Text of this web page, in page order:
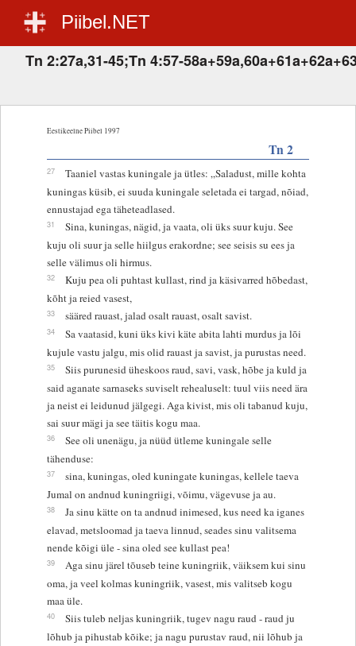
Piibel.NET
Tn 2:27a,31-45;Tn 4:57-
Eestikeelne Piibel 1997
Tn 2
27
Taaniel vastas kuningale ja ütles: „Saladust, mille kohta
kuningas küsib, ei suuda kuningale seletada ei targad, nõiad,
ennustajad ega täheteadlased.
31
Sina, kuningas, nägid, ja vaata, oli üks suur kuju. See
kuju oli suur ja selle hiilgus erakordne; see seisis su ees ja
selle välimus oli hirmus.
32
Kuju pea oli puhtast kullast, rind ja käsivarred hõbedast,
kõht ja reied vasest,
33 sääred rauast, jalad osalt rauast, osalt savist.
34
Sa vaatasid, kuni üks kivi käte abita lahti murdus ja lõi
kujule vastu jalgu, mis olid rauast ja savist, ja purustas need.
35
Siis purunesid üheskoos raud, savi, vask, hõbe ja kuld ja
said aganate sarnaseks suviselt rehealuselt: tuul viis need ära
ja neist ei leidunud jälgegi. Aga kivist, mis oli tabanud kuju,
sai suur mägi ja see täitis kogu maa.
36
See oli unenägu, ja nüüd ütleme kuningale selle
tähenduse:
37
sina, kuningas, oled kuningate kuningas, kellele taeva
Jumal on andnud kuningriigi, võimu, vägevuse ja au.
38
Ja sinu kätte on ta andnud inimesed, kus need ka iganes
elavad, metsloomad ja taeva linnud, seades sinu valitsema
nende kõigi üle - sina oled see kullast pea!
39
Aga sinu järel tõuseb teine kuningriik, väiksem kui sinu
oma, ja veel kolmas kuningriik, vasest, mis valitseb kogu
maa üle.
40
Siis tuleb neljas kuningriik, tugev nagu raud - raud ju
lõhub ja pihustab kõike; ja nagu purustav raud, nii lõhub ja